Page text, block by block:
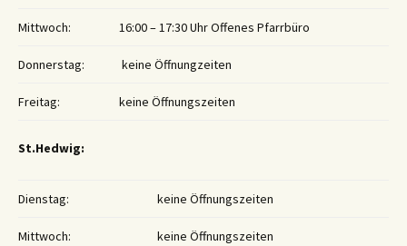
Mittwoch: 16:00 – 17:30 Uhr Offenes Pfarrbüro
Donnerstag: keine Öffnungzeiten
Freitag: keine Öffnungszeiten
St.Hedwig:
Dienstag: keine Öffnungszeiten
Mittwoch: keine Öffnungszeiten